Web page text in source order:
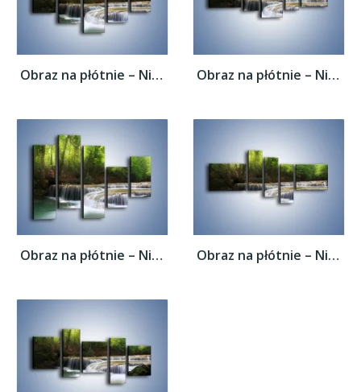
Obraz na płótnie – Niski niegroźny... Obraz na płótnie – Niski niegroźny...
Obraz na płótnie – Niski niegroźny... Obraz na płótnie – Niski niegroźny...